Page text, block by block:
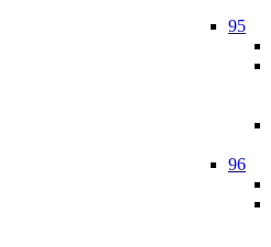
95
96